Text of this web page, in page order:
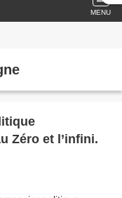
MENU
Zéro et l’infini.